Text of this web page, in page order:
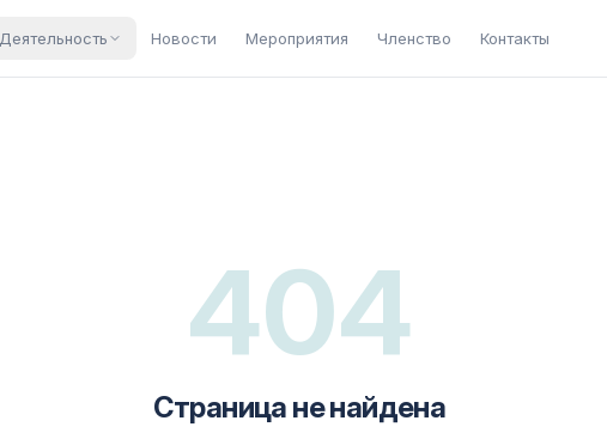
Деятельность Новости Мероприятия Членство Контакты
404
Страница не найдена